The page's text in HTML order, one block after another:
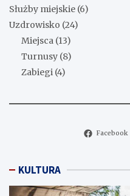
Służby miejskie (6)
Uzdrowisko (24)
Miejsca (13)
Turnusy (8)
Zabiegi (4)
Facebook
KULTURA